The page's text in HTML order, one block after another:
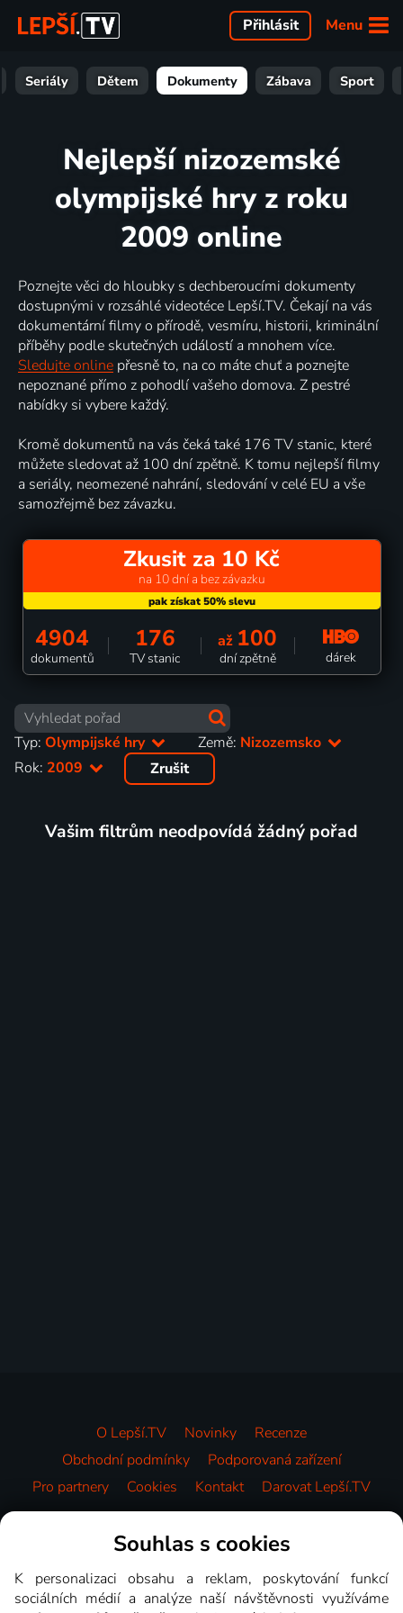
Menu
Přihlásit
Seriály Dětem Dokumenty Zábava Sport
Nejlepší nizozemské
olympijské hry z roku
2009 online
Poznejte věci do hloubky s dechberoucími dokumenty
dostupnými v rozsáhlé videotéce Lepší.TV. Čekají na vás
dokumentární filmy o přírodě, vesmíru, historii, kriminální
příběhy podle skutečných událostí a mnohem více.
Sledujte online přesně to, na co máte chuť a poznejte
nepoznané přímo z pohodlí vašeho domova. Z pestré
nabídky si vybere každý.
Kromě dokumentů na vás čeká také 176 TV stanic, které
můžete sledovat až 100 dní zpětně. K tomu nejlepší filmy
a seriály, neomezené nahrání, sledování v celé EU a vše
samozřejmě bez závazku.
Zkusit za 10 Kč
na 10 dní a bez závazku
4904
dokumentů
176
TV stanic
až 100
dní zpětně dárek
Typ: Olympijské hry Země: Nizozemsko
Rok: 2009 Zrušit
Vašim filtrům neodpovídá žádný pořad
O Lepší.TV Novinky
Recenze
Obchodní podmínky
Podporovaná zařízení
Pro partnery
Cookies Kontakt Darovat Lepší.TV
Videotéka
Souhlas s cookies
K personalizaci obsahu a reklam, poskytování funkcí
sociálních médií a analýze naší návštěvnosti využíváme